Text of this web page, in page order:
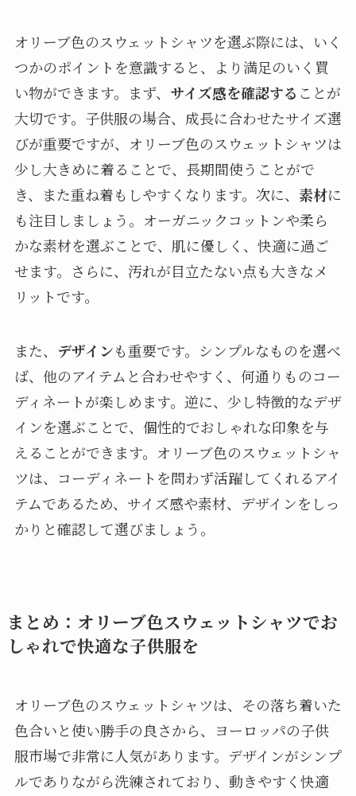
オリーブ色のスウェットシャツを選ぶ際には、いく
つかのポイントを意識すると、より満足のいく買
い物ができます。まず、 サイズ感を確認する ことが
大切です。子供服の場合、成長に合わせたサイズ選
びが重要ですが、オリーブ色のスウェットシャツは
少し大きめに着ることで、長期間使うことがで
き、また重ね着もしやすくなります。次に、 素材に
も注目しましょう。オーガニックコットンや柔ら
かな素材を選ぶことで、肌に優しく、快適に過ご
せます。さらに、汚れが目立たない点も大きなメ
リットです。
また、 デザインも重要です。シンプルなものを選べ
ば、他のアイテムと合わせやすく、何通りものコー
ディネートが楽しめます。逆に、少し特徴的なデザ
インを選ぶことで、個性的でおしゃれな印象を与
えることができます。オリーブ色のスウェットシャ
ツは、コーディネートを問わず活躍してくれるアイ
テムであるため、サイズ感や素材、デザインをしっ
かりと確認して選びましょう。
まとめ：オリーブ色スウェットシャツでお
しゃれで快適な子供服を
オリーブ色のスウェットシャツは、その落ち着いた
色合いと使い勝手の良さから、ヨーロッパの子供
服市場で非常に人気があります。デザインがシンプ
ルでありながら洗練されており、動きやすく快適